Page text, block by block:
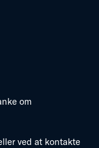
om
ved at kontakte